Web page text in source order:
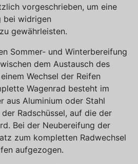
vorgeschrieben, um eine
bei widrigen
gewährleisten.
Sommer- und Winterbereifung
dem Austausch des
Wechsel der Reifen
Wagenrad besteht im
aus Aluminium oder Stahl
Radschüssel, auf die der
Bei der Neubereifung der
zum kompletten Radwechsel
aufgezogen.